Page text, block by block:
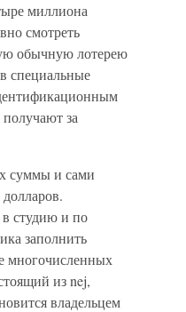
миллиона
смотреть
обычную лотерею
специальные
за
суммы и сами
в студию и по
заполнить
многочисленных
из nej,
владельцем